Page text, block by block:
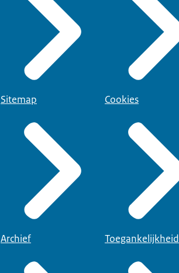
Sitemap
Archief
Cookies
Toegankelijkheid